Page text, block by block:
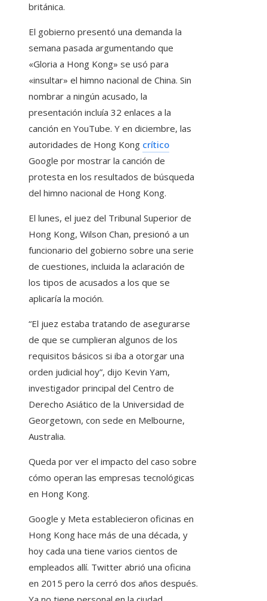
británica.
El gobierno presentó una demanda la
semana pasada argumentando que
«Gloria a Hong Kong» se usó para
«insultar» el himno nacional de China. Sin
nombrar a ningún acusado, la
presentación incluía 32 enlaces a la
canción en YouTube. Y en diciembre, las
autoridades de Hong Kong crítico
Google por mostrar la canción de
protesta en los resultados de búsqueda
del himno nacional de Hong Kong.
El lunes, el juez del Tribunal Superior de
Hong Kong, Wilson Chan, presionó a un
funcionario del gobierno sobre una serie
de cuestiones, incluida la aclaración de
los tipos de acusados ​​a los que se
aplicaría la moción.
“El juez estaba tratando de asegurarse
de que se cumplieran algunos de los
requisitos básicos si iba a otorgar una
orden judicial hoy”, dijo Kevin Yam,
investigador principal del Centro de
Derecho Asiático de la Universidad de
Georgetown, con sede en Melbourne,
Australia.
Queda por ver el impacto del caso sobre
cómo operan las empresas tecnológicas
en Hong Kong.
Google y Meta establecieron oficinas en
Hong Kong hace más de una década, y
hoy cada una tiene varios cientos de
empleados allí. Twitter abrió una oficina
en 2015 pero la cerró dos años después.